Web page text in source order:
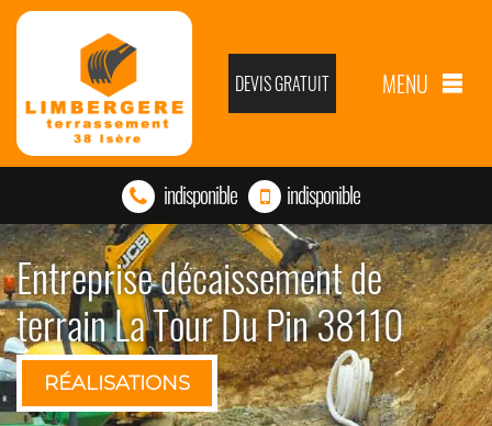
DEVIS GRATUIT MENU
indisponible indisponible
Entreprise décaissement de
terrain La Tour Du Pin 38110
RÉALISATIONS